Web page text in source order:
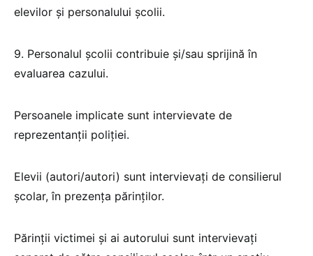
elevilor și personalului școlii.
9. Personalul școlii contribuie și/sau sprijină în
evaluarea cazului.
Persoanele implicate sunt intervievate de
reprezentanții poliției.
Elevii (autori/autori) sunt intervievați de consilierul
școlar, în prezența părinților.
Părinții victimei și ai autorului sunt intervievați